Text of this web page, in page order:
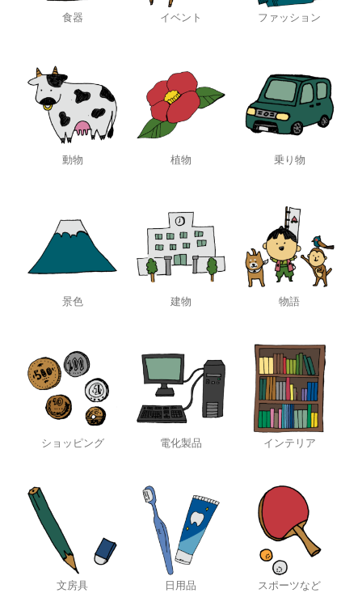
食器 イベント ファッション
動物 植物 乗り物
景色 建物 物語
ショッピング 電化製品 インテリア
文房具 日用品 スポーツなど